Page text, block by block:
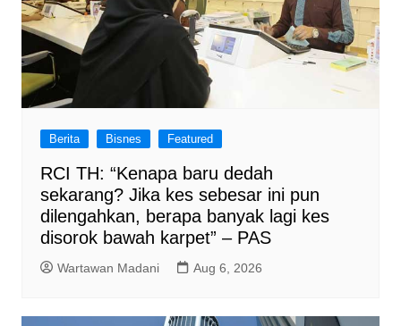
Berita Bisnes Featured
RCI TH: “Kenapa baru dedah
sekarang? Jika kes sebesar ini pun
dilengahkan, berapa banyak lagi kes
disorok bawah karpet” – PAS
Wartawan Madani Aug 6, 2026